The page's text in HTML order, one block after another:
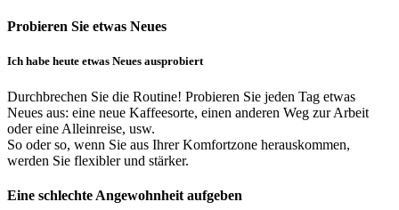
Probieren Sie etwas Neues
Ich habe heute etwas Neues ausprobiert
Durchbrechen Sie die Routine! Probieren Sie jeden Tag etwas
Neues aus: eine neue Kaffeesorte, einen anderen Weg zur Arbeit
oder eine Alleinreise, usw.
So oder so, wenn Sie aus Ihrer Komfortzone herauskommen,
werden Sie flexibler und stärker.
Eine schlechte Angewohnheit aufgeben